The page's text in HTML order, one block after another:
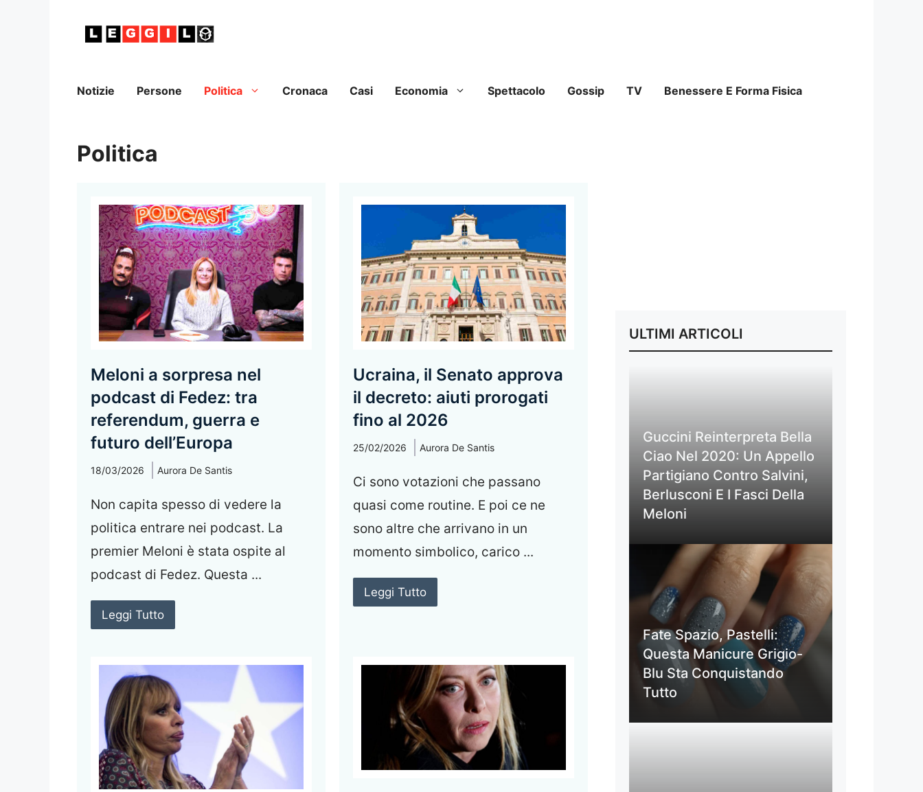
Notizie Persone Politica Cronaca Casi Economia Spettacolo Gossip TV Benessere E Forma Fisica
Politica
Meloni a sorpresa nel
podcast di Fedez: tra
referendum, guerra e
futuro dell’Europa
18/03/2026 Aurora De Santis
Non capita spesso di vedere la
politica entrare nei podcast. La
premier Meloni è stata ospite al
podcast di Fedez. Questa ...
Leggi Tutto
Ucraina, il Senato approva
il decreto: aiuti prorogati
fino al 2026
25/02/2026 Aurora De Santis
Ci sono votazioni che passano
quasi come routine. E poi ce ne
sono altre che arrivano in un
momento simbolico, carico ...
Leggi Tutto
ULTIMI ARTICOLI
Guccini Reinterpreta Bella
Ciao Nel 2020: Un Appello
Partigiano Contro Salvini,
Berlusconi E I Fasci Della
Meloni
Fate Spazio, Pastelli:
Questa Manicure Grigio-
Blu Sta Conquistando
Tutto